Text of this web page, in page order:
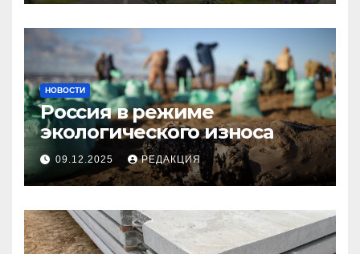
НОВОСТИ
Россия в режиме
экологического износа
09.12.2025 РЕДАКЦИЯ